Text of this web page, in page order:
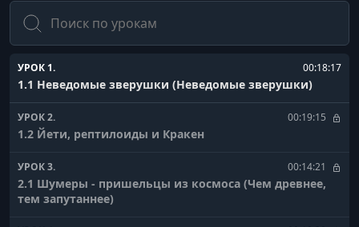
Поиск
УРОК 1. 00:18:17
1.1 Неведомые зверушки (Неведомые зверушки)
УРОК 2. 00:19:15
1.2 Йети, рептилоиды и Кракен
УРОК 3. 00:14:21
2.1 Шумеры - пришельцы из космоса (Чем древнее,
тем запутаннее)